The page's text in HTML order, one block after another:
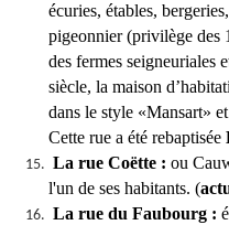
écuries, étables,
pigeonnier (privilège des
des fermes seigneuriales
siècle, la maison
dans le style «Mansart»
Cette rue a été rebaptisée
La rue Coëtte : ou
l'un de ses habitants. (
La rue du Faubourg :